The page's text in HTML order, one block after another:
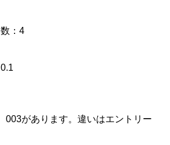
：4
003があります。違いはエントリー